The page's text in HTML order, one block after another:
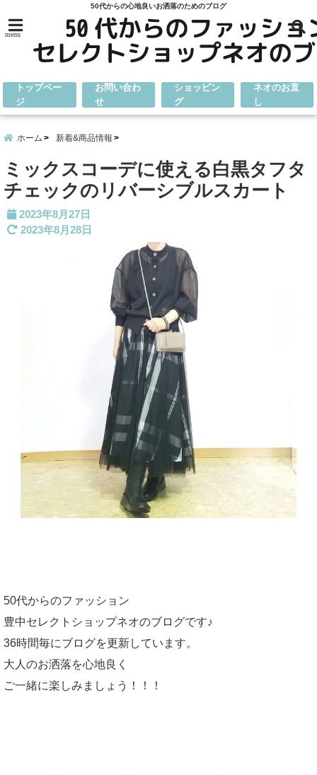
50代からの心地良いお洒落のためのブログ
menu
トップペー
ジ
お問い合わ
せ
ショッピン
グ
ネオのお直
し
ホーム 新着&商品情報
ミックスコーデに使える白黒タフタ
チェックのリバーシブルスカート
2023年8月27日
2023年8月28日
50代からのファッション
豊中セレクトショップネオのブログです♪
36時間毎にブログを更新しています。
大人のお洒落を心地良く
ご一緒に楽しみましょう！！！